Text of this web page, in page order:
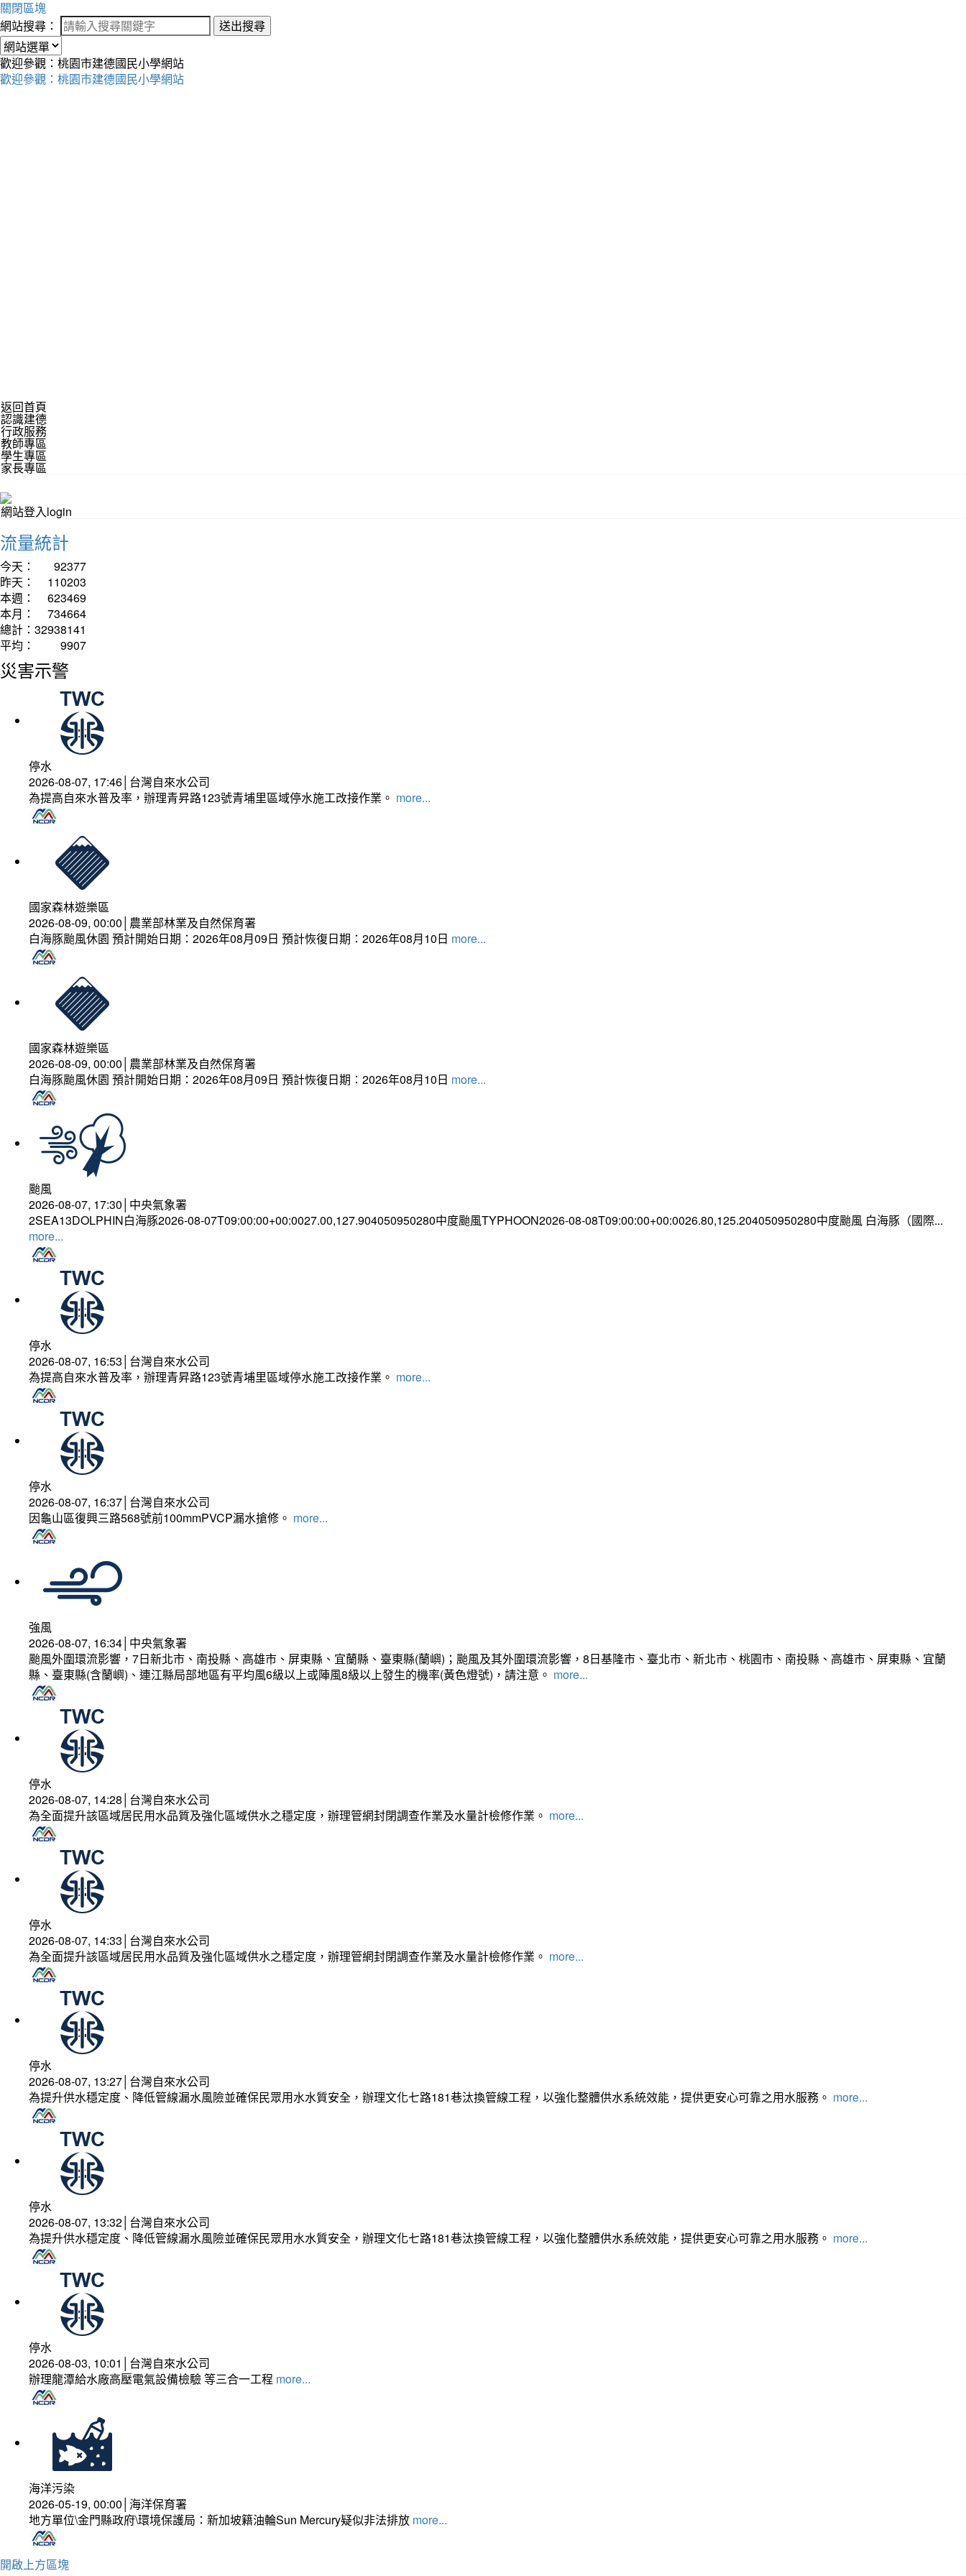
關閉區塊
網站搜尋：
送出搜尋
歡迎參觀：桃園市建德國民小學網站
歡迎參觀：桃園市建德國民小學網站
返回首頁
認識建德
行政服務
教師專區
學生專區
家長專區
網站登入login
流量統計
今天：
92377
昨天：
110203
本週：
623469
本月：
734664
總計： 32938141
平均：
9907
災害示警
停水
2026-08-07, 17:46│台灣自來水公司
為提高自來水普及率，辦理青昇路123號青埔里區域停水施工改接作業。 more...
國家森林遊樂區
2026-08-09, 00:00│農業部林業及自然保育署
白海豚颱風休園 預計開始日期：2026年08月09日 預計恢復日期：2026年08月10日 more...
國家森林遊樂區
2026-08-09, 00:00│農業部林業及自然保育署
白海豚颱風休園 預計開始日期：2026年08月09日 預計恢復日期：2026年08月10日 more...
颱風
2026-08-07, 17:30│中央氣象署
2SEA13DOLPHIN白海豚2026-08-07T09:00:00+00:0027.00,127.904050950280中度颱風TYPHOON2026-08-08T09:00:00+00:0026.80,125.204050950280中度颱風 白海豚（國際...
more...
停水
2026-08-07, 16:53│台灣自來水公司
為提高自來水普及率，辦理青昇路123號青埔里區域停水施工改接作業。 more...
停水
2026-08-07, 16:37│台灣自來水公司
因龜山區復興三路568號前100mmPVCP漏水搶修。 more...
強風
2026-08-07, 16:34│中央氣象署
颱風外圍環流影響，7日新北市、南投縣、高雄市、屏東縣、宜蘭縣、臺東縣(蘭嶼)；颱風及其外圍環流影響，8日基隆市、臺北市、新北市、桃園市、南投縣、高雄市、屏東縣、宜蘭
縣、臺東縣(含蘭嶼)、連江縣局部地區有平均風6級以上或陣風8級以上發生的機率(黃色燈號)，請注意。 more...
停水
2026-08-07, 14:28│台灣自來水公司
為全面提升該區域居民用水品質及強化區域供水之穩定度，辦理管網封閉調查作業及水量計檢修作業。 more...
停水
2026-08-07, 14:33│台灣自來水公司
為全面提升該區域居民用水品質及強化區域供水之穩定度，辦理管網封閉調查作業及水量計檢修作業。 more...
停水
2026-08-07, 13:27│台灣自來水公司
為提升供水穩定度、降低管線漏水風險並確保民眾用水水質安全，辦理文化七路181巷汰換管線工程，以強化整體供水系統效能，提供更安心可靠之用水服務。 more...
停水
2026-08-07, 13:32│台灣自來水公司
為提升供水穩定度、降低管線漏水風險並確保民眾用水水質安全，辦理文化七路181巷汰換管線工程，以強化整體供水系統效能，提供更安心可靠之用水服務。 more...
停水
2026-08-03, 10:01│台灣自來水公司
辦理龍潭給水廠高壓電氣設備檢驗 等三合一工程 more...
海洋污染
2026-05-19, 00:00│海洋保育署
地方單位\金門縣政府\環境保護局：新加坡籍油輪Sun Mercury疑似非法排放 more...
開啟上方區塊